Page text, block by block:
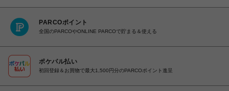
PARCOポイント
全国のPARCOやONLINE PARCOで貯まる＆使える
ポケパル払い
初回登録＆お買物で最大1,500円分のPARCOポイント進呈